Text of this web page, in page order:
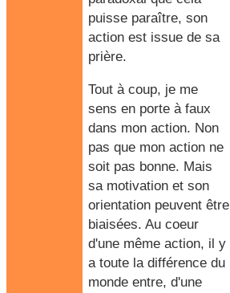
puisse paraître, son
action est issue de sa
prière.
Tout à coup, je me
sens en porte à faux
dans mon action. Non
pas que mon action ne
soit pas bonne. Mais
sa motivation et son
orientation peuvent être
biaisées. Au coeur
d'une même action, il y
a toute la différence du
monde entre, d'une